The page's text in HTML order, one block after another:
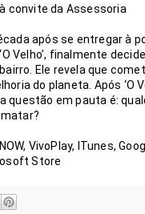
convite da Assessoria
após se entregar à
Velho’, finalmente
Ele revela que
do planeta. Após ‘O
questão em pauta é:
matar?
VivoPlay, ITunes,
Store